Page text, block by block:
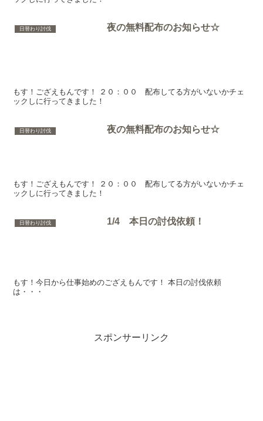
日替わり討伐 夜の無料配布のお知らせ☆
もす！ござえもんです！ ２０：００ 配布してる方がいないかチェ
ックしに行ってきました！
日替わり討伐 夜の無料配布のお知らせ☆
もす！ござえもんです！ ２０：００ 配布してる方がいないかチェ
ックしに行ってきました！
日替わり討伐 1/4 本日の討伐依頼！
もす！今日から仕事始めのござえもんです！ 本日の討伐依頼
は・・・
スポンサーリンク